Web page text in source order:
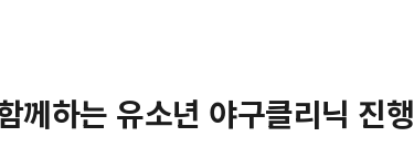
께하는 유소년 야구클리닉 진행